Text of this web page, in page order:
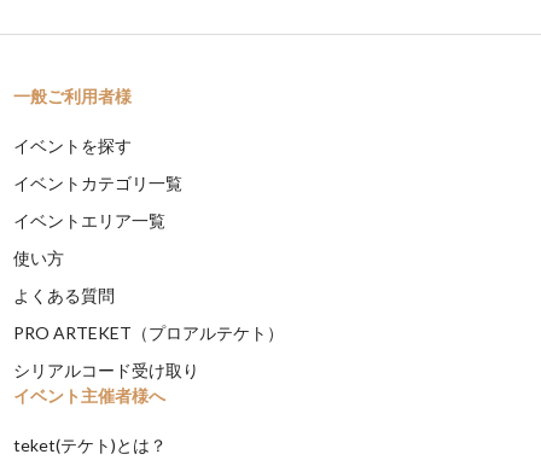
一般ご利用者様
イベントを探す
イベントカテゴリ一覧
イベントエリア一覧
使い方
よくある質問
PRO ARTEKET（プロアルテケト）
シリアルコード受け取り
イベント主催者様へ
teket(テケト)とは？